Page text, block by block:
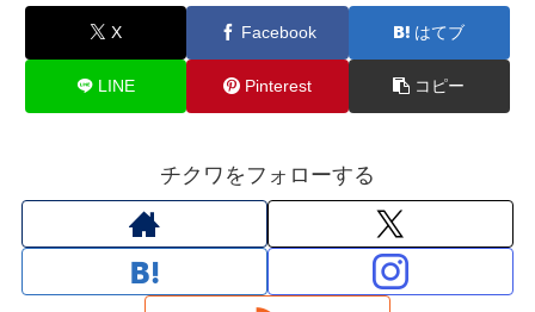
X Facebook はてブ
LINE Pinterest コピー
チクワをフォローする